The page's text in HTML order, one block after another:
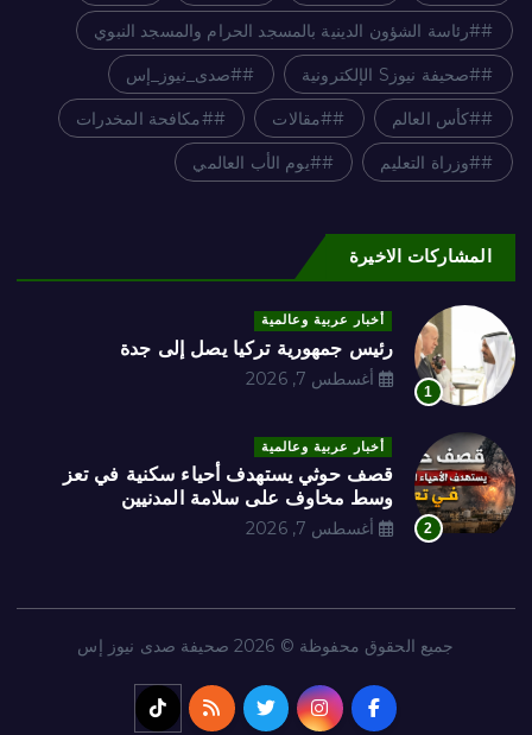
#رئاسة الشؤون الدينية بالمسجد الحرام والمسجد النبوي
#صحيفة نيوزS الإلكترونية #صدى_نيوز_إس
#كأس العالم #مقالات #مكافحة المخدرات
#وزراة التعليم #يوم الأب العالمي
المشاركات الاخيرة
1
أخبار عربية وعالمية
رئيس جمهورية تركيا يصل إلى جدة
أغسطس 7, 2026
2
أخبار عربية وعالمية
قصف حوثي يستهدف أحياء سكنية في تعز
وسط مخاوف على سلامة المدنيين
أغسطس 7, 2026
جميع الحقوق محفوظة © 2026 صحيفة صدى نيوز إس